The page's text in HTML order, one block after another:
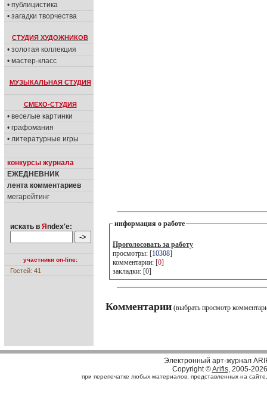
• публицистика
• загадки творчества
СТУДИЯ ХУДОЖНИКОВ
• золотая коллекция
• мастер-класс
МУЗЫКАЛЬНАЯ СТУДИЯ
СМЕХО-СТУДИЯ
• веселые картинки
• графомания
• литературные игры
конкурсы журнала
ЕЖЕДНЕВНИК
лента комментариев
мегарейтинг
искать в Я ndex'е:
участники on-line:
Гостей: 41
информация о работе
Проголосовать за работу
просмотры: [10308]
комментарии: [0]
закладки: [0]
Комментарии (выбрать просмотр
Электронный арт-журнал
Copyright ©Arifis, 2005-2026
при перепечатке любых материалов, представленных на